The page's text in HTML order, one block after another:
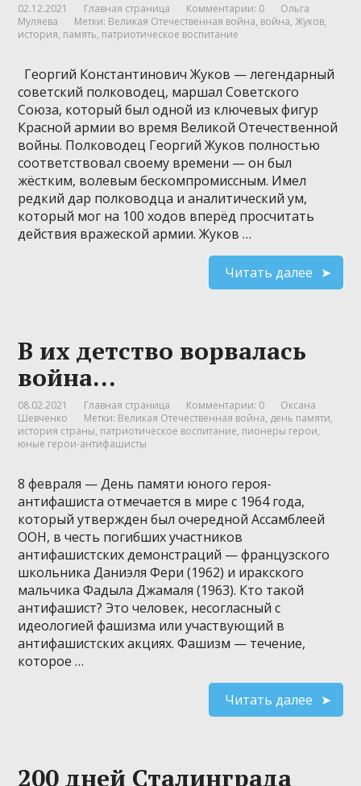
02.12.2021 Главная страница Комментарии: 0
Ольга
Муляева
Метки: Великая Отечественная война, война, Жуков,
история, память, патриотическое воспитание
Георгий Константинович Жуков — легендарный
советский полководец, маршал Советского
Союза, который был одной из ключевых фигур
Красной армии во время Великой Отечественной
войны. Полководец Георгий Жуков полностью
соответствовал своему времени — он был
жёстким, волевым бескомпромиссным. Имел
редкий дар полководца и аналитический ум,
который мог на 100 ходов вперёд просчитать
действия вражеской армии. Жуков …
Читать далее
В их детство ворвалась
война…
08.02.2021 Главная страница Комментарии: 0
Оксана
Шевченко
Метки: Великая Отечественная война, день памяти,
история страны, патриотическое воспитание, пионеры герои,
юные герои-антифашисты
8 февраля — День памяти юного героя-
антифашиста отмечается в мире с 1964 года,
который утвержден был очередной Ассамблеей
ООН, в честь погибших участников
антифашистских демонстраций — французского
школьника Даниэля Фери (1962) и иракского
мальчика Фадыла Джамаля (1963). Кто такой
антифашист? Это человек, несогласный с
идеологией фашизма или участвующий в
антифашистских акциях. Фашизм — течение,
которое …
Читать далее
200 дней Сталинграда